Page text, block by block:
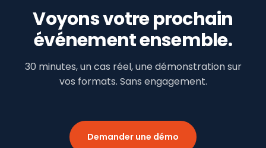
Voyons votre prochain
événement ensemble.
30 minutes, un cas réel, une démonstration sur
vos formats. Sans engagement.
Demander une démo